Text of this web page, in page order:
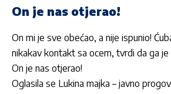
On je nas otjerao!
On mi je sve obećao, a nije ispunio!
nikakav kontakt sa ocem, tvrdi da ga je
On je nas otjerao!
Oglasila se Lukina majka – javno